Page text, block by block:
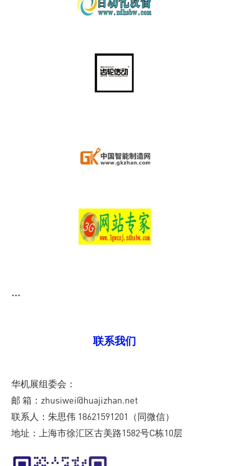
...
联系我们
华机展组委会：
邮 箱：zhusiwei@huajizhan.net
联系人：朱思伟 18621591201（同微信）
地址：上海市徐汇区古美路1582号C栋10层